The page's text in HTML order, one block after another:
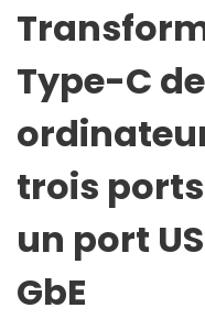
Type-C
trois ports
un port
GbE